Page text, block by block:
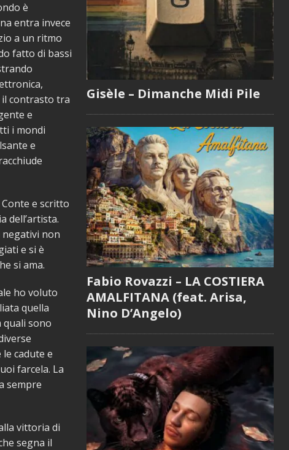
è
entra invece
a un ritmo
fatto di bassi
il contrasto tra
e
i mondi
e
e scritto
dell’artista.
negativi non
e si è
si ama.
ho voluto
quella
quali sono
cadute e
farcela. La
sempre
vittoria di
segna il
Gisèle – Dimanche Midi Pile
Fabio Rovazzi – LA COSTIERA
AMALFITANA (feat. Arisa,
Nino D’Angelo)